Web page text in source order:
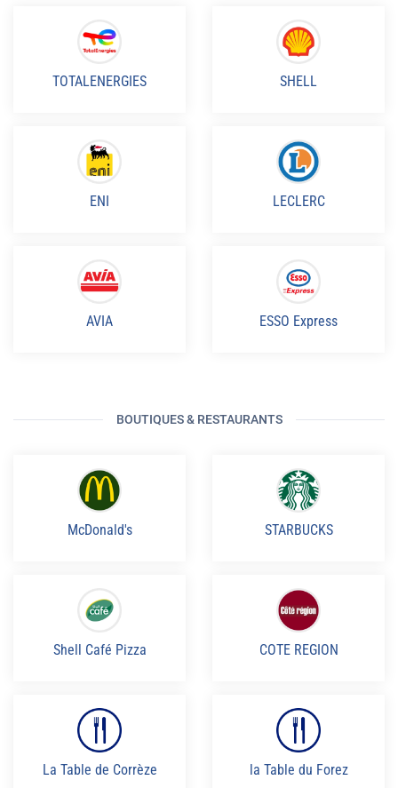
TOTALENERGIES SHELL
ENI LECLERC
AVIA ESSO Express
BOUTIQUES & RESTAURANTS
McDonald's STARBUCKS
Shell Café Pizza COTE REGION
La Table de Corrèze la Table du Forez